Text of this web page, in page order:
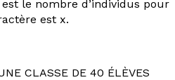
le nombre d’individus pour
est x.
CLASSE DE 40 ÉLÈVES